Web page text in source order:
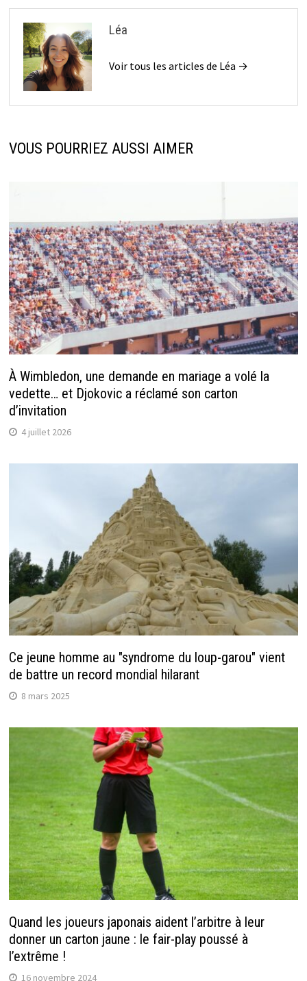
Léa
Voir tous les articles de Léa →
VOUS POURRIEZ AUSSI AIMER
À Wimbledon, une demande en mariage a volé la
vedette… et Djokovic a réclamé son carton
d’invitation
4 juillet 2026
Ce jeune homme au "syndrome du loup-garou" vient
de battre un record mondial hilarant
8 mars 2025
Quand les joueurs japonais aident l’arbitre à leur
donner un carton jaune : le fair-play poussé à
l’extrême !
16 novembre 2024